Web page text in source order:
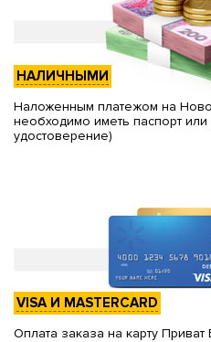
НАЛИЧНЫМИ
Наложенным платежом на
необходимо иметь паспорт или
удостоверение)
VISA И MASTERCARD
Оплата заказа на карту Приват